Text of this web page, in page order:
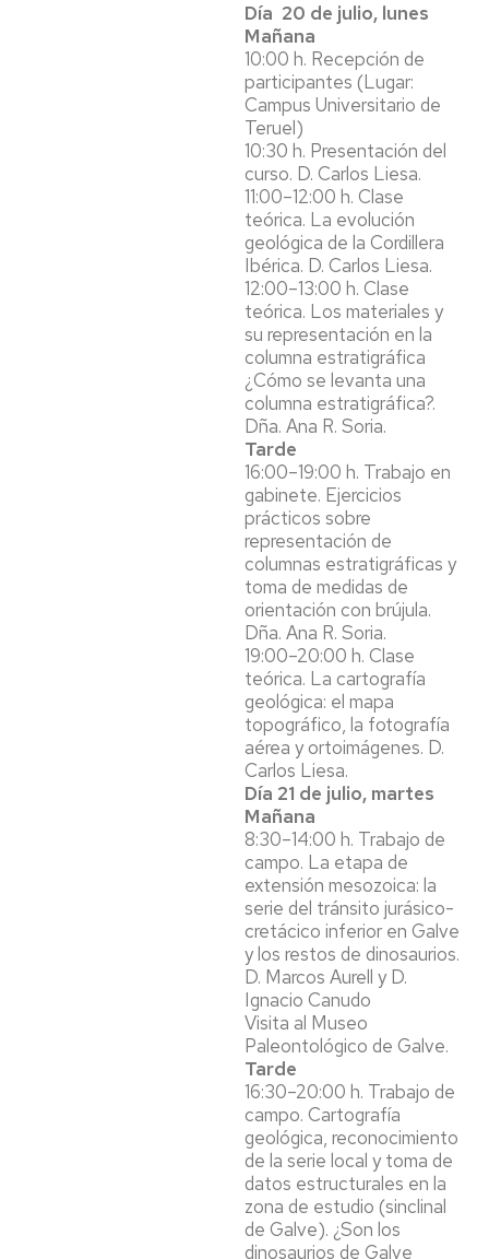
Día 20 de julio, lunes
Mañana
10:00 h. Recepción de
participantes (Lugar:
Campus Universitario de
Teruel)
10:30 h. Presentación del
curso. D. Carlos Liesa.
11:00–12:00 h. Clase
teórica. La evolución
geológica de la Cordillera
Ibérica. D. Carlos Liesa.
12:00–13:00 h. Clase
teórica. Los materiales y
su representación en la
columna estratigráfica
¿Cómo se levanta una
columna estratigráfica?.
Dña. Ana R. Soria.
Tarde
16:00–19:00 h. Trabajo en
gabinete. Ejercicios
prácticos sobre
representación de
columnas estratigráficas y
toma de medidas de
orientación con brújula.
Dña. Ana R. Soria.
19:00–20:00 h. Clase
teórica. La cartografía
geológica: el mapa
topográfico, la fotografía
aérea y ortoimágenes. D.
Carlos Liesa.
Día 21 de julio, martes
Mañana
8:30–14:00 h. Trabajo de
campo. La etapa de
extensión mesozoica: la
serie del tránsito jurásico-
cretácico inferior en Galve
y los restos de dinosaurios.
D. Marcos Aurell y D.
Ignacio Canudo
Visita al Museo
Paleontológico de Galve.
Tarde
16:30–20:00 h. Trabajo de
campo. Cartografía
geológica, reconocimiento
de la serie local y toma de
datos estructurales en la
zona de estudio (sinclinal
de Galve). ¿Son los
dinosaurios de Galve